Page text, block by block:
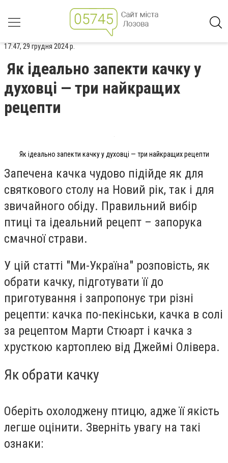
17:47, 29 грудня 2024 р.
Як ідеально запекти качку у
духовці — три найкращих
рецепти
Як ідеально запекти качку у духовці — три найкращих рецепти
Запечена качка чудово підійде як для
святкового столу на Новий рік, так і для
звичайного обіду. Правильний вибір
птиці та ідеальний рецепт – запорука
смачної страви.
У цій статті "Ми-Україна" розповість, як
обрати качку, підготувати її до
приготування і запропонує три різні
рецепти: качка по-пекінськи, качка в солі
за рецептом Марти Стюарт і качка з
хрусткою картоплею від Джеймі Олівера.
Як обрати качку
Оберіть охолоджену птицю, адже її якість
легше оцінити. Зверніть увагу на такі
ознаки: